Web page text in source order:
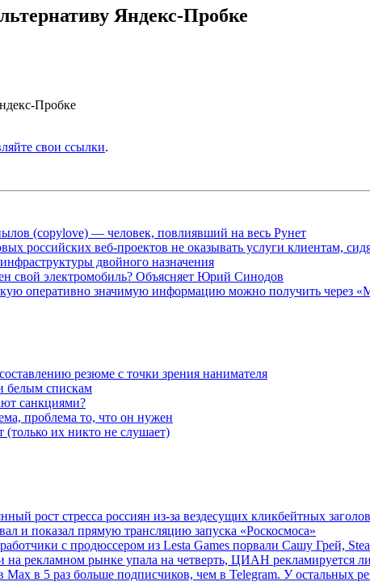
Яндекс-Пробке
Пробке
свои ссылки.
(copylove) — человек, повлиявший на весь Рунет
российских веб-проектов не оказывать услуги клиентам,
двойного назначения
свой электромобиль? Объясняет Юрий Синодов
оперативно значимую информацию можно получить через
резюме с точки зрения нанимателя
белым спискам
санкциями?
проблема то, что он нужен
их никто не слушает)
рост стресса россиян из-за вездесущих кликбейтных
и показал прямую трансляцию запуска «Роскосмоса»
с продюссером из Lesta Games порвали Сашу Грей,
на рекламном рынке упала на четверть, ЦИАН рекламируется
в 5 раз больше подписчиков, чем в Telegram. У остальных